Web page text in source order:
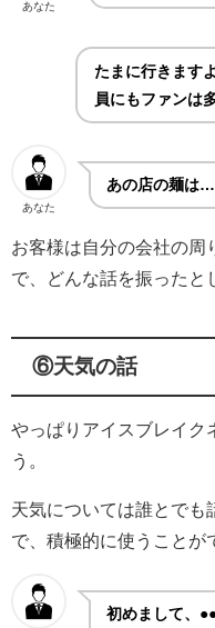
あなた
たまに行きます
員にもファンは
あなた
あの店の麺は…
お客様は自分の会社の周
で、どんな話を振ったと
⑥天気の話
やっぱりアイスブレイク
う。
天気については誰とでも
で、積極的に使うことが
初めまして、